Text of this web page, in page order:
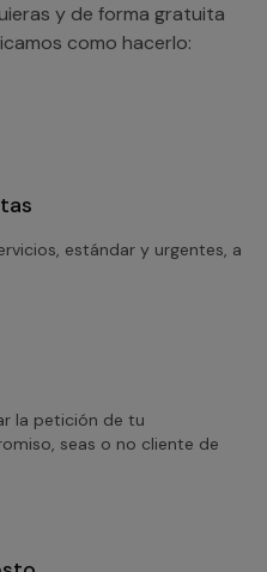
y de forma gratuita
como hacerlo:
estándar y urgentes, a
la petición de tu
seas o no cliente de